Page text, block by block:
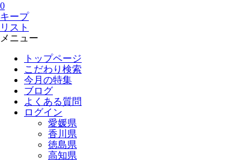
0
キープ
リスト
メニュー
トップページ
こだわり検索
今月の特集
ブログ
よくある質問
ログイン
愛媛県
香川県
徳島県
高知県